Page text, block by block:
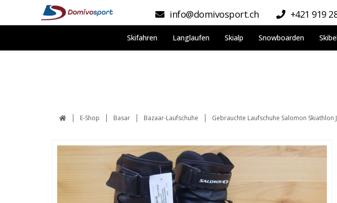
info@domivosport.ch +421 919
Skifahren Langlaufen Skialp Snowboarden
E-Shop Basar Bazaar-Laufschuhe Gebrauchte Laufschuhe Salomon Skiathlon